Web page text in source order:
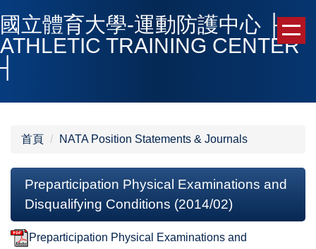
到
主
內
國立體育大學-運動防護中心 ├
ATHLETIC TRAINING CENTER
┤
首頁 NATA Position Statements & Journals
Preparticipation Physical Examinations and
Disqualifying Conditions (2014/02)
Preparticipation Physical Examinations and